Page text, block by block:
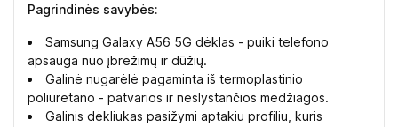
Pagrindinės savybės:
Samsung Galaxy A56 5G dėklas - puiki telefono
apsauga nuo įbrėžimų ir dūžių.
Galinė nugarėlė pagaminta iš termoplastinio
poliuretano - patvarios ir neslystančios medžiagos.
Galinis dėkliukas pasižymi aptakiu profiliu, kuris